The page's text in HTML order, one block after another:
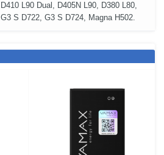
D410 L90 Dual, D405N L90, D380 L80,
G3 S D722, G3 S D724, Magna H502.